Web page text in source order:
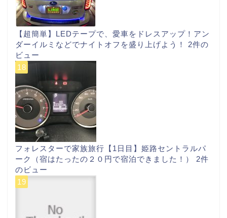
【超簡単】LEDテープで、愛車をドレスアップ！アン
ダーイルミなどでナイトオフを盛り上げよう！ 2件の
ビュー
フォレスターで家族旅行【1日目】姫路セントラルパ
ーク（宿はたったの２０円で宿泊できました！） 2件
のビュー